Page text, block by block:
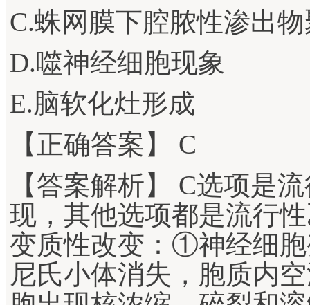
C.蛛网膜下腔脓性渗出
D.噬神经细胞现象
E.脑软化灶形成
【正确答案】 C
【答案解析】 C选项是
现，其他选项都是流行
变质性改变：①神经细
尼氏小体消失，胞质内